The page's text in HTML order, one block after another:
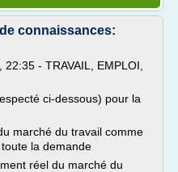
connaissances:
- TRAVAIL, EMPLOI,
ci-dessous) pour la
du travail comme
la demande
réel du marché du